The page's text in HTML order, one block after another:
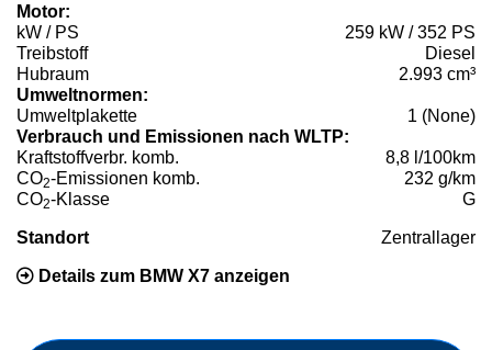
Motor:
kW / PS
259 kW / 352 PS
Treibstoff
Diesel
Hubraum
2.993 cm³
Umweltnormen:
Umweltplakette
1 (None)
Verbrauch und Emissionen nach WLTP:
Kraftstoffverbr. komb.
8,8 l/100km
CO2-Emissionen komb.
232 g/km
CO2-Klasse G
Standort Zentrallager
Details zum BMW X7 anzeigen